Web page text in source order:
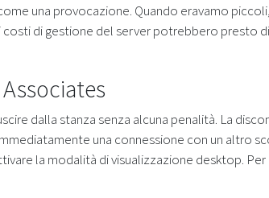
una provocazione. Quando eravamo
costi di gestione del server potrebbero
dalla stanza senza alcuna penalità. La
una connessione con un altro
la modalità di visualizzazione desktop.